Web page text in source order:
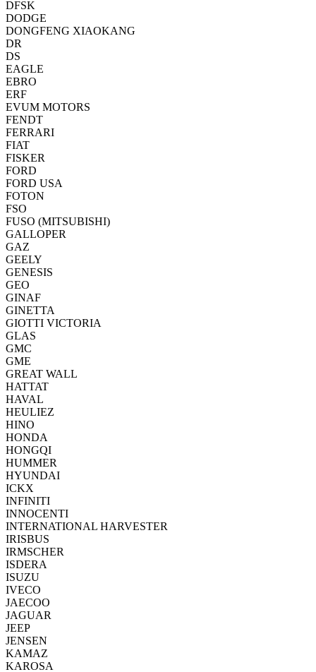
DFSK
DODGE
DONGFENG XIAOKANG
DR
DS
EAGLE
EBRO
ERF
EVUM MOTORS
FENDT
FERRARI
FIAT
FISKER
FORD
FORD USA
FOTON
FSO
FUSO (MITSUBISHI)
GALLOPER
GAZ
GEELY
GENESIS
GEO
GINAF
GINETTA
GIOTTI VICTORIA
GLAS
GMC
GME
GREAT WALL
HATTAT
HAVAL
HEULIEZ
HINO
HONDA
HONGQI
HUMMER
HYUNDAI
ICKX
INFINITI
INNOCENTI
INTERNATIONAL HARVESTER
IRISBUS
IRMSCHER
ISDERA
ISUZU
IVECO
JAECOO
JAGUAR
JEEP
JENSEN
KAMAZ
KAROSA